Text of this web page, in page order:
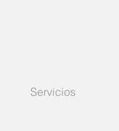
Servicios